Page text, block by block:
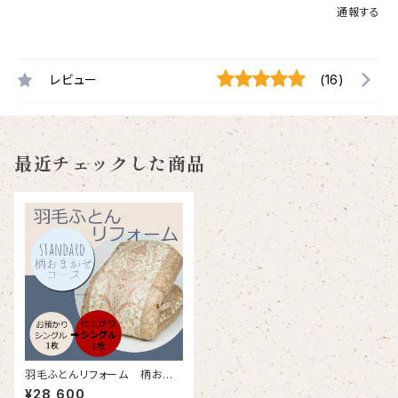
通報する
レビュー (16)
最近チェックした商品
羽毛ふとんリフォーム 柄おま
かせ（スタンダード）コース／
¥28,600